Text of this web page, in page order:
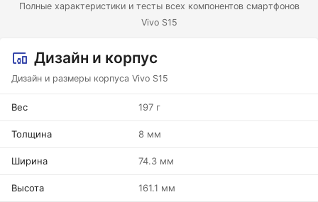
Полные характеристики и тесты всех компонентов смартфонов
Vivo S15
Дизайн и корпус
Дизайн и размеры корпуса Vivo S15
Вес 197 г
Толщина 8 мм
Ширина 74.3 мм
Высота 161.1 мм